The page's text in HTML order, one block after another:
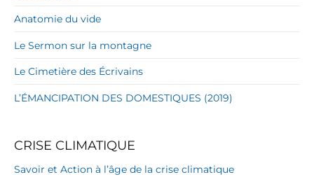
Anatomie du vide
Le Sermon sur la montagne
Le Cimetière des Écrivains
L’ÉMANCIPATION DES DOMESTIQUES (2019)
CRISE CLIMATIQUE
Savoir et Action à l’âge de la crise climatique